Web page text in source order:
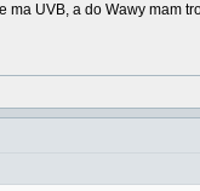
UVB, a do Wawy mam